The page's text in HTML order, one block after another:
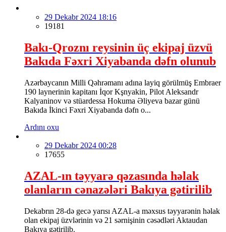
29 Dekabr 2024 18:16
19181
Bakı-Qroznı reysinin üç ekipaj üzvü
Bakıda Fəxri Xiyabanda dəfn olunub
Azərbaycanın Milli Qəhrəmanı adına layiq görülmüş Embraer
190 laynerinin kapitanı İqor Kşnyakin, Pilot Aleksandr
Kalyaninov və stüardessa Hokuma Əliyeva bazar günü
Bakıda İkinci Fəxri Xiyabanda dəfn o...
Ardını oxu
29 Dekabr 2024 00:28
17655
AZAL-ın təyyarə qəzasında həlak
olanların cənazələri Bakıya gətirilib
Dekabrın 28-də gecə yarısı AZAL-a məxsus təyyarənin həlak
olan ekipaj üzvlərinin və 21 sərnişinin cəsədləri Aktaudan
Bakıya gətirilib.